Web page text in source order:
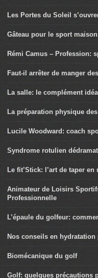
Les Portes du Soleil
Gâteau pour le sport maison
Rémi Camus – Profession:
Faut-il arrêter de manger
La salle: le complément
La préparation physique
Lucile Woodward: coach
Syndrome rotulien
Le fit’Stick: l’art de taper en
Animateur de Loisirs
Professionnelle
L’épaule du golfeur:
Nos conseils en
Biomécanique du golf
Golf: quelques précautions